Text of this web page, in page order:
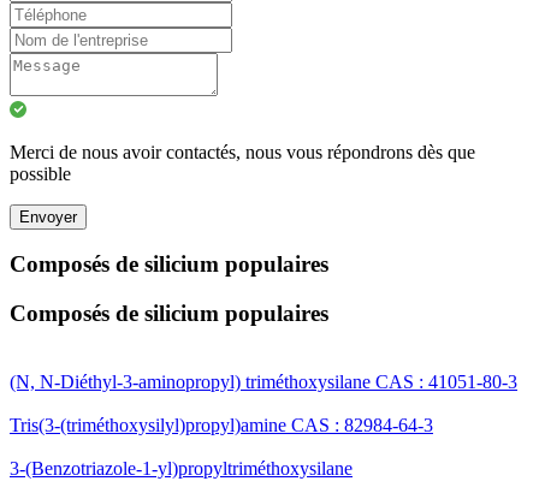
Merci de nous avoir contactés, nous vous répondrons dès que
possible
Envoyer
Composés de silicium populaires
Composés de silicium populaires
(N, N-Diéthyl-3-aminopropyl) triméthoxysilane CAS : 41051-80-3
Tris(3-(triméthoxysilyl)propyl)amine CAS : 82984-64-3
3-(Benzotriazole-1-yl)propyltriméthoxysilane